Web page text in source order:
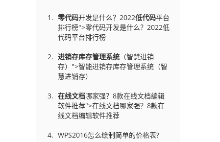
零代码开发是什么？2022低代码平台
排行榜">零代码开发是什么？2022低
代码平台排行榜
进销存库存管理系统 （智慧进销
存）">智能进销存库存管理系统（智
慧进销存）
在线文档哪家强？8款在线文档编辑
软件推荐">在线文档哪家强？8款在
线文档编辑软件推荐
WPS2016怎么绘制简单的价格表?